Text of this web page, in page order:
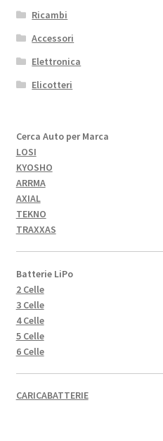
Ricambi
Accessori
Elettronica
Elicotteri
Cerca Auto per Marca
LOSI
KYOSHO
ARRMA
AXIAL
TEKNO
TRAXXAS
Batterie LiPo
2 Celle
3 Celle
4 Celle
5 Celle
6 Celle
CARICABATTERIE